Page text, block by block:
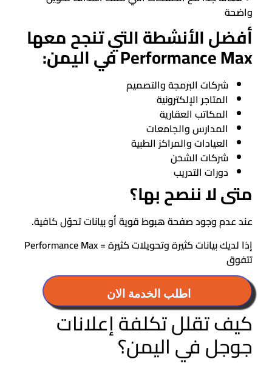
واضحة
أفضل الأنشطة التي تنجح معها
Performance Max في اليمن:
شركات البرمجة والتصميم
المتاجر الإلكترونية
المكاتب العقارية
المدارس والجامعات
العيادات والمراكز الطبية
شركات الشحن
دورات التدريب
متى لا ننصح بها؟
عند عدم وجود صفحة هبوط قوية أو بيانات تحوّل كافية.
إذا لديك بيانات كثيرة وتحويلات كثيرة = Performance Max
تتفوق
اطلب الخدمة الان
كيف تقلل تكلفة إعلانات
جوجل في اليمن؟